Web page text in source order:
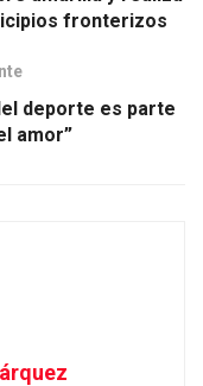
fronterizos
deporte es parte
amor”